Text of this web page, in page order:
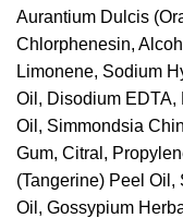
Aurantium Dulcis
Chlorphenesin,
Limonene, Sodium
Oil, Disodium EDTA,
Oil, Simmondsia
Gum, Citral,
(Tangerine) Peel Oil,
Oil, Gossypium